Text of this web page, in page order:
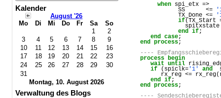
Kalender
August '26
Mo
Di Mi Do Fr Sa So
Montag, 10. August 2026
1
2
3
4 5 6 7 8
9
10
11 12 13 14 15
16
17
18 19 20 21 22
23
24
25 26 27 28 29
30
31
Verwaltung des Blogs
when
spi_etx =>
SS
      <=
TX_Done <=
if(TX_Start
spitxstate
end
if;
end
case;
end
process;
----
process
begin
wait
until
if ( spiclk= '1' and
rx_reg <= rx_reg(
end
if;
end
process;
----